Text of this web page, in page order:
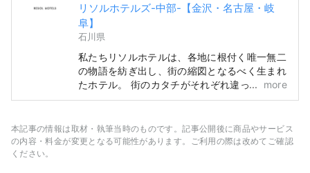
リソルホテルズ-中部-【金沢・名古屋・岐
阜】
石川県
私たちリソルホテルは、各地に根付く唯一無二
の物語を紡ぎ出し、街の縮図となるべく生まれ
たホテル。 街のカタチがそれぞれ違っている
ように、一つひとつ異なる顔で訪れる人々をお
沢』 ～この街でしか得られない時間を～ 加賀
百万石とも称される、北陸最大の都市金沢。
more
本記事の情報は取材・執筆当時のものです。記事公開後に商品やサービス
の内容・料金が変更となる可能性があります。ご利用の際は改めてご確認
ください。